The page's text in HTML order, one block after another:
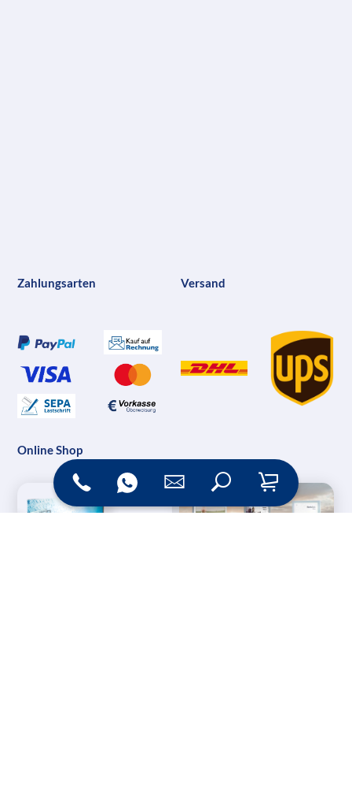
Zahlungsarten Versand
Online Shop